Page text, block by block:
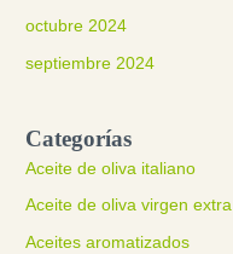
octubre 2024
septiembre 2024
Categorías
Aceite de oliva italiano
Aceite de oliva virgen extra
Aceites aromatizados